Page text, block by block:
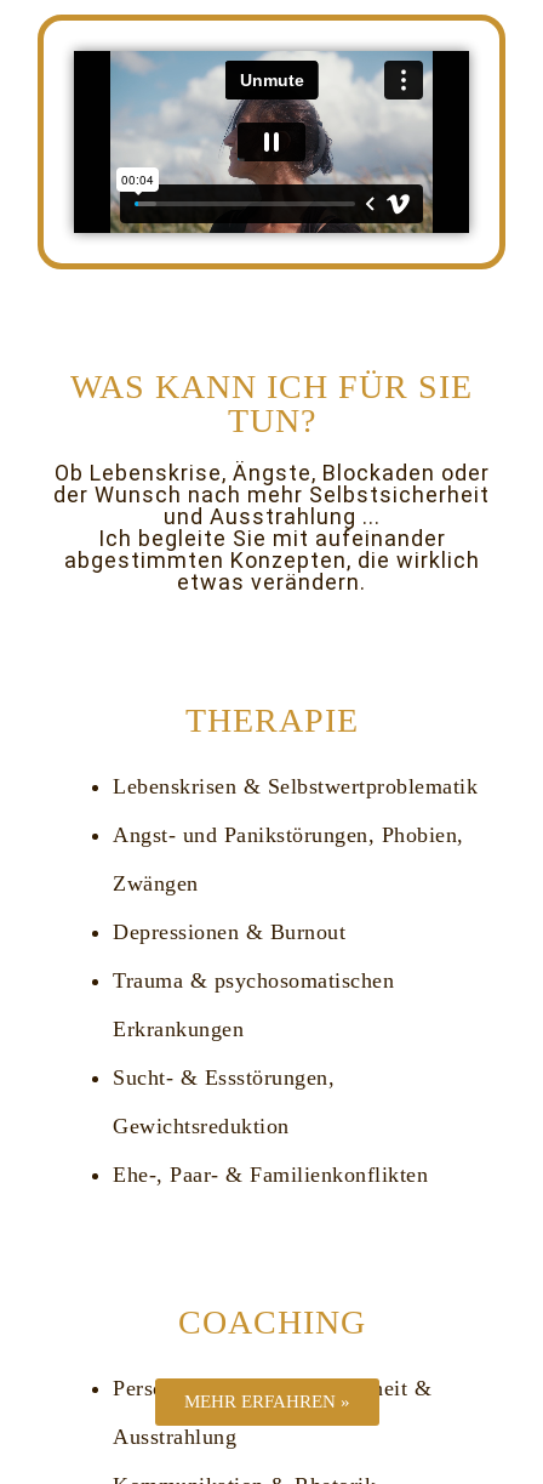
WAS KANN ICH FÜR SIE
TUN?
Ob Lebenskrise, Ängste, Blockaden oder
der Wunsch nach mehr Selbstsicherheit
und Ausstrahlung ...
Ich begleite Sie mit aufeinander
abgestimmten Konzepten, die wirklich
etwas verändern.
THERAPIE
Lebenskrisen & Selbstwertproblematik
Angst- und Panikstörungen, Phobien,
Zwängen
Depressionen & Burnout
Trauma & psychosomatischen
Erkrankungen
Sucht- & Essstörungen,
Gewichtsreduktion
Ehe-, Paar- & Familienkonflikten
MEHR ERFAHREN »
COACHING
Persönlichkeit, Selbstsicherheit &
Ausstrahlung